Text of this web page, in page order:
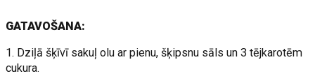
GATAVOŠANA:
1. Dziļā šķīvī sakuļ olu ar pienu, šķipsnu sāls un 3 tējkarotēm
cukura.